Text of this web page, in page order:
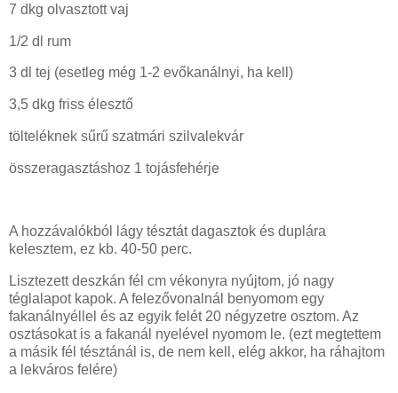
7 dkg olvasztott vaj
1/2 dl rum
3 dl tej (esetleg még 1-2 evőkanálnyi, ha kell)
3,5 dkg friss élesztő
tölteléknek sűrű szatmári szilvalekvár
összeragasztáshoz 1 tojásfehérje
A hozzávalókból lágy tésztát dagasztok és duplára
kelesztem, ez kb. 40-50 perc.
Lisztezett deszkán fél cm vékonyra nyújtom, jó nagy
téglalapot kapok. A felezővonalnál benyomom egy
fakanálnyéllel és az egyik felét 20 négyzetre osztom. Az
osztásokat is a fakanál nyelével nyomom le. (ezt megtettem
a másik fél tésztánál is, de nem kell, elég akkor, ha ráhajtom
a lekváros felére)